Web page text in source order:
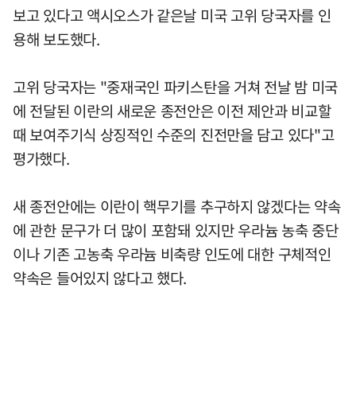
보고 있다고 액시오스가 같은날 미국 고위 당국자를 인
용해 보도했다.
고위 당국자는 "중재국인 파키스탄을 거쳐 전날 밤 미국
에 전달된 이란의 새로운 종전안은 이전 제안과 비교할
때 보여주기식 상징적인 수준의 진전만을 담고 있다"고
평가했다.
새 종전안에는 이란이 핵무기를 추구하지 않겠다는 약속
에 관한 문구가 더 많이 포함돼 있지만 우라늄 농축 중단
이나 기존 고농축 우라늄 비축량 인도에 대한 구체적인
약속은 들어있지 않다고 했다.